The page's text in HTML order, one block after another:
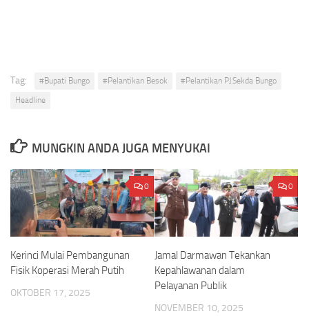
Tag: #Bupati Bungo #Pelantikan Besok
#Pelantikan PJ.Sekda Bungo
Headline
MUNGKIN ANDA JUGA MENYUKAI
0
Kerinci Mulai Pembangunan
Fisik Koperasi Merah Putih
OKTOBER 17, 2025
0
Jamal Darmawan Tekankan
Kepahlawanan dalam
Pelayanan Publik
NOVEMBER 10, 2025